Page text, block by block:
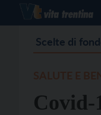
Scelte di
Covid-